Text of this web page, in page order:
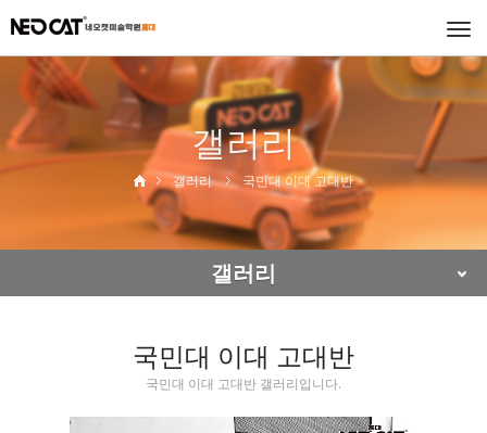
갤러리
갤러리 국민대 이대 고대반
갤러리
국민대 이대 고대반
국민대 이대 고대반 갤러리입니다.